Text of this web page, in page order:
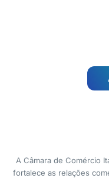
A Câmara de Comércio
fortalece as relações